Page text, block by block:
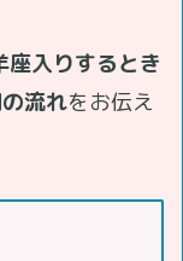
座入りするとき
流れをお伝え